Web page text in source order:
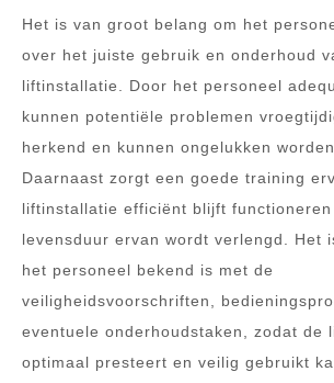
Het is van groot belang om het
over het juiste gebruik en onderhoud
liftinstallatie. Door het personeel
kunnen potentiële problemen
herkend en kunnen ongelukken
Daarnaast zorgt een goede training
liftinstallatie efficiënt blijft functioneren
levensduur ervan wordt verlengd. Het
het personeel bekend is met de
veiligheidsvoorschriften,
eventuele onderhoudstaken, zodat de
optimaal presteert en veilig gebruikt